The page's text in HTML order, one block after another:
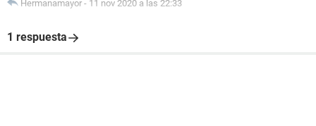
Hermanamayor - 11 nov 2020 a las 22:33
1 respuesta